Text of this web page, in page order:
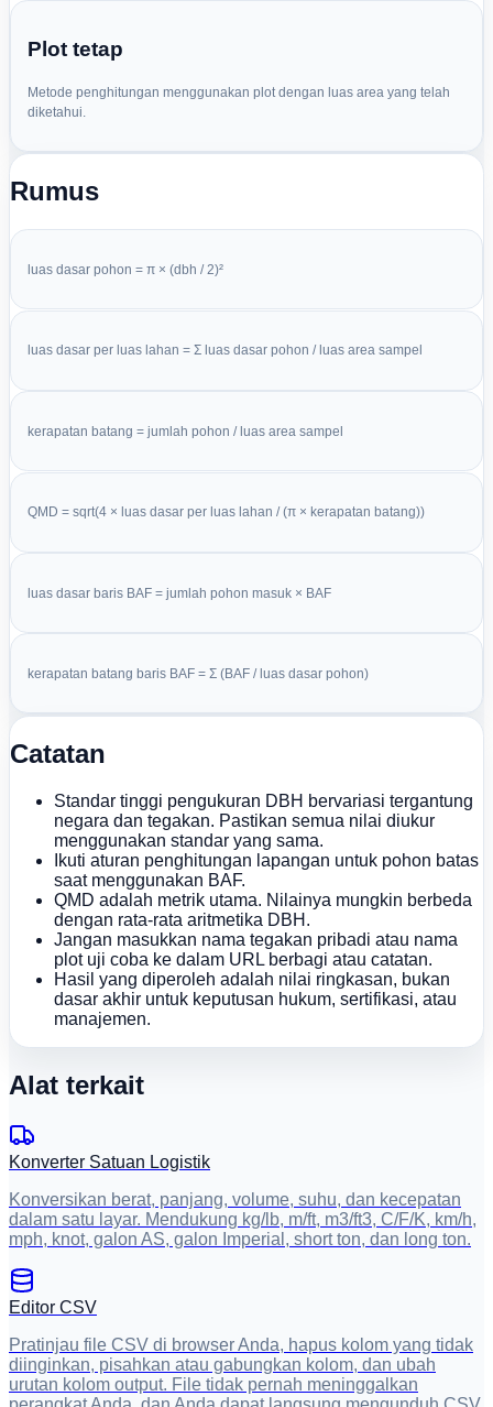
Plot tetap
Metode penghitungan menggunakan plot dengan luas area yang telah
diketahui.
Rumus
luas dasar pohon = π × (dbh / 2)²
luas dasar per luas lahan = Σ luas dasar pohon / luas area sampel
kerapatan batang = jumlah pohon / luas area sampel
QMD = sqrt(4 × luas dasar per luas lahan / (π × kerapatan batang))
luas dasar baris BAF = jumlah pohon masuk × BAF
kerapatan batang baris BAF = Σ (BAF / luas dasar pohon)
Catatan
Standar tinggi pengukuran DBH bervariasi tergantung
negara dan tegakan. Pastikan semua nilai diukur
menggunakan standar yang sama.
Ikuti aturan penghitungan lapangan untuk pohon batas
saat menggunakan BAF.
QMD adalah metrik utama. Nilainya mungkin berbeda
dengan rata-rata aritmetika DBH.
Jangan masukkan nama tegakan pribadi atau nama
plot uji coba ke dalam URL berbagi atau catatan.
Hasil yang diperoleh adalah nilai ringkasan, bukan
dasar akhir untuk keputusan hukum, sertifikasi, atau
manajemen.
Alat terkait
Konverter Satuan Logistik
Konversikan berat, panjang, volume, suhu, dan kecepatan
dalam satu layar. Mendukung kg/lb, m/ft, m3/ft3, C/F/K, km/h,
mph, knot, galon AS, galon Imperial, short ton, dan long ton.
Editor CSV
Pratinjau file CSV di browser Anda, hapus kolom yang tidak
diinginkan, pisahkan atau gabungkan kolom, dan ubah
urutan kolom output. File tidak pernah meninggalkan